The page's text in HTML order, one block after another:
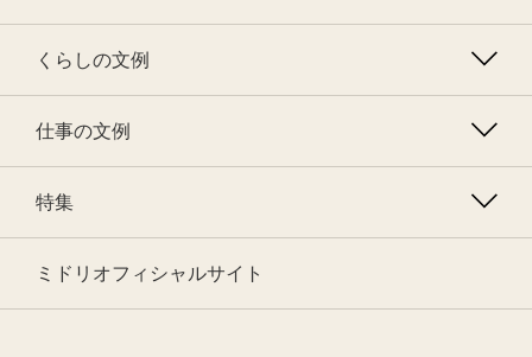
くらしの文例
仕事の文例
特集
ミドリオフィシャルサイト